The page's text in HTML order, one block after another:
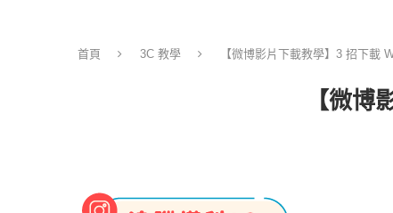
首頁 3C 教學 【微博影片下載教學】3 招下載
【微